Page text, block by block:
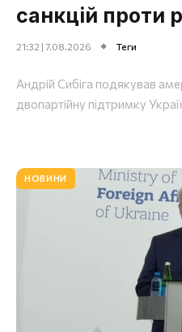
санкцій проти
21:32 | 7.08.2026 Теги
Андрій Сибіга подякував
двопартійну підтримку
НОВИНИ